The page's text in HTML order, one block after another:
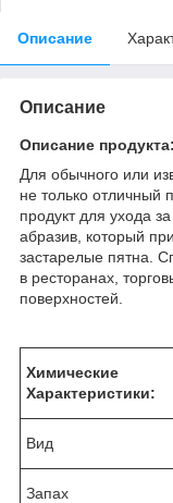
Описание
Описание
Описание
Для обычного или
не только отличный
продукт для ухода
абразив, который
застарелые пятна.
в ресторанах,
поверхностей.
Химические
Вид
Запах